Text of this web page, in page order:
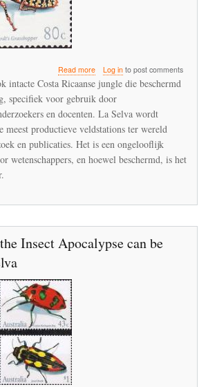
Read moreabout
De
oorsprong
van
de
Insectenapocalyps
te
vinden
Log into post comments
intacte Costa Ricaanse jungle die beschermd
specifiek voor gebruik door
en docenten. La Selva wordt
meest productieve veldstations ter wereld
en publicaties. Het is een ongelooflijk
wetenschappers, en hoewel beschermd, is het
Insect Apocalypse can be